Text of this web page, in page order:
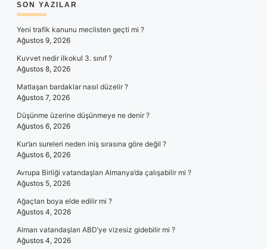
SIDEBAR
SON YAZILAR
Yeni trafik kanunu meclisten geçti mi ?
Ağustos 9, 2026
Kuvvet nedir ilkokul 3. sınıf ?
Ağustos 8, 2026
Matlaşan bardaklar nasıl düzelir ?
Ağustos 7, 2026
Düşünme üzerine düşünmeye ne denir ?
Ağustos 6, 2026
Kur’an sureleri neden iniş sırasına göre değil ?
Ağustos 6, 2026
Avrupa Birliği vatandaşları Almanya’da çalışabilir mi ?
Ağustos 5, 2026
Ağaçtan boya elde edilir mi ?
Ağustos 4, 2026
Alman vatandaşları ABD’ye vizesiz gidebilir mi ?
Ağustos 4, 2026